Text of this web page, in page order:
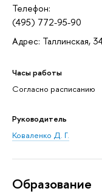
Телефон:
(495) 772-95-90
Адрес: Таллинская,
Часы работы
Согласно расписанию
Руководитель
Коваленко Д. Г.
Oбразование